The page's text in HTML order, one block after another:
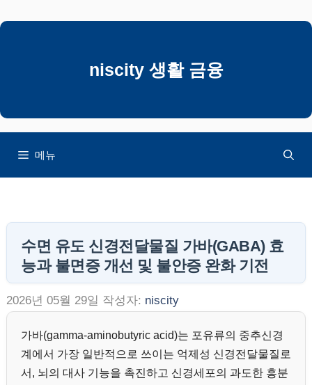
텐
뛰
niscity 생활 금융
메뉴
수면 유도 신경전달물질 가바(GABA) 효
능과 불면증 개선 및 불안증 완화 기전
2026년 05월 29일 작성자: niscity
가바(gamma-aminobutyric acid)는 포유류의 중추신경
계에서 가장 일반적으로 쓰이는 억제성 신경전달물질로
서, 뇌의 대사 기능을 촉진하고 신경세포의 과도한 흥분